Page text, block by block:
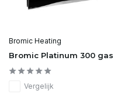
Bromic Heating
Bromic Platinum 300 gas
Vergelijk